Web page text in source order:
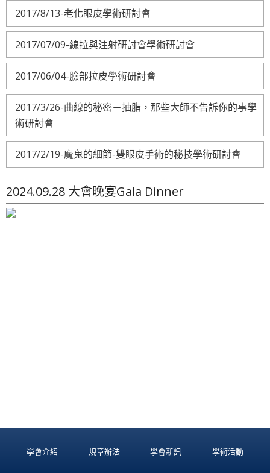
2017/8/13-老化眼皮學術研討會
2017/07/09-線拉與注射研討會學術研討會
2017/06/04-臉部拉皮學術研討會
2017/3/26-曲線的秘密－抽脂，那些大師不告訴你的事學
術研討會
2017/2/19-魔鬼的細節-雙眼皮手術的秘技學術研討會
2024.09.28 大會晚宴Gala Dinner
學會介紹 規章辦法 學會新訊 學術活動